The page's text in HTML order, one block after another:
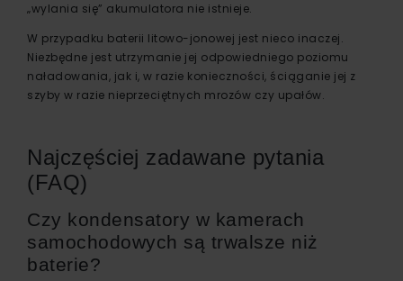
„wylania się” akumulatora nie istnieje.
W przypadku baterii litowo-jonowej jest nieco inaczej.
Niezbędne jest utrzymanie jej odpowiedniego poziomu
naładowania, jak i, w razie konieczności, ściąganie jej z
szyby w razie nieprzeciętnych mrozów czy upałów.
Najczęściej zadawane pytania
(FAQ)
Czy kondensatory w kamerach
samochodowych są trwalsze niż
baterie?